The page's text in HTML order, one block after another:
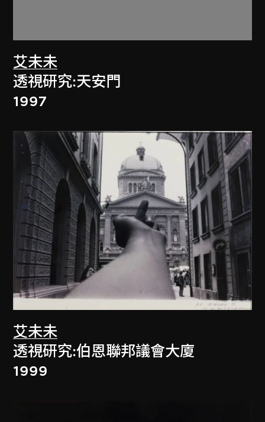
艾未未
透視研究:天安門
1997
艾未未
透視研究:伯恩聯邦議會大廈
1999